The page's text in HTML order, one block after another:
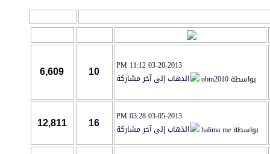
03-20-2013
11:12 PM
بواسطةobm2010
6,609
03-05-2013
03:28 PM
بواسطةhalima me
12,811